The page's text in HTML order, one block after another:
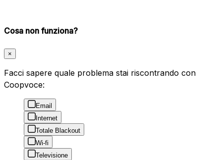
Cosa non funziona?
×
Facci sapere quale problema stai riscontrando con
Coopvoce:
Email
Internet
Totale Blackout
Wi-fi
Televisione